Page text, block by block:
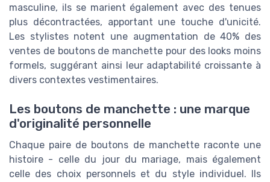
masculine, ils se marient également avec des tenues
plus décontractées, apportant une touche d'unicité.
Les stylistes notent une augmentation de 40% des
ventes de boutons de manchette pour des looks moins
formels, suggérant ainsi leur adaptabilité croissante à
divers contextes vestimentaires.
Les boutons de manchette : une marque
d'originalité personnelle
Chaque paire de boutons de manchette raconte une
histoire - celle du jour du mariage, mais également
celle des choix personnels et du style individuel. Ils